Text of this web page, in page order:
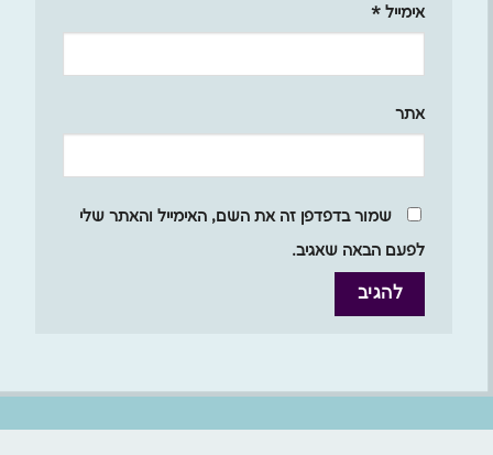
אימייל *
אתר
שמור בדפדפן זה את השם, האימייל והאתר שלי
לפעם הבאה שאגיב.